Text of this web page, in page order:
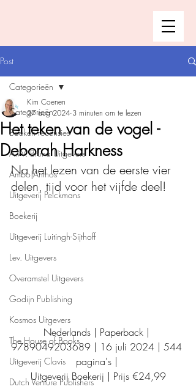
Post
Categorieën
Boeken recensies
A.W. Bruna Uitgevers
Ambo|Anthos
Uitgeverij Pelckmans
Boekerij
Uitgeverij Luitingh-Sijthoff
Lev. Uitgevers
Overamstel Uitgevers
Godijn Publishing
Kosmos Uitgevers
The House of Books
Uitgeverij Clavis
Dutch Venture Publishers
Categorieën
Het teken van de vogel -
Deborah Harkness
Kim Coenen
27 aug 2024 3 minuten om te lezen
Na het lezen van de eerste vier
delen, tijd voor het vijfde deel!
Nederlands | Paperback |
9789049203689 | 16 juli 2024 | 544
pagina's |
Uitgeverij Boekerij | Prijs €24,99